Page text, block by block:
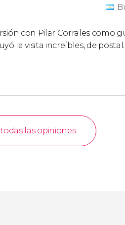
con Pilar Corrales como
la visita increíbles, de
las opiniones